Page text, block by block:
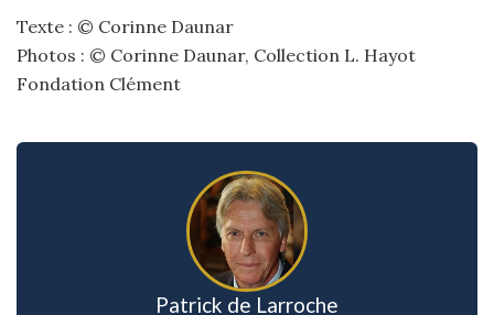
Texte : © Corinne Daunar
Photos : © Corinne Daunar, Collection L. Hayot
Fondation Clément
Patrick de Larroche